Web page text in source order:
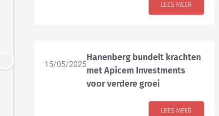
LEES MEER
15/05/2025
Hanenberg bundelt krachten
met Apicem Investments
voor verdere groei
LEES MEER